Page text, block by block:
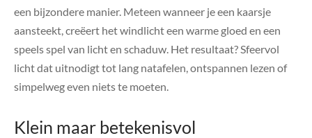
een bijzondere manier. Meteen wanneer je een kaarsje
aansteekt, creëert het windlicht een warme gloed en een
speels spel van licht en schaduw. Het resultaat? Sfeervol
licht dat uitnodigt tot lang natafelen, ontspannen lezen of
simpelweg even niets te moeten.
Klein maar betekenisvol